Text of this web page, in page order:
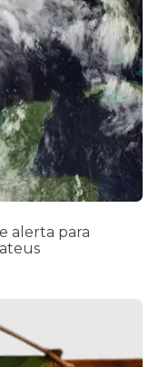
alerta para